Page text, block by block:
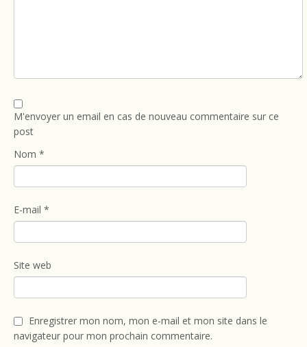
M'envoyer un email en cas de nouveau commentaire sur ce
post
Nom *
E-mail *
Site web
Enregistrer mon nom, mon e-mail et mon site dans le
navigateur pour mon prochain commentaire.